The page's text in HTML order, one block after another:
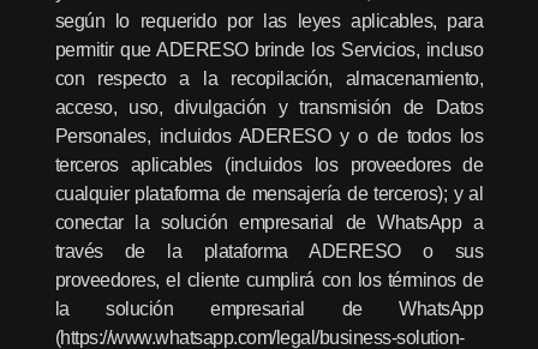
según lo requerido por las leyes aplicables, para
permitir que ADERESO brinde los Servicios, incluso
con respecto a la recopilación, almacenamiento,
acceso, uso, divulgación y transmisión de Datos
Personales, incluidos ADERESO y o de todos los
terceros aplicables (incluidos los proveedores de
cualquier plataforma de mensajería de terceros); y al
conectar la solución empresarial de WhatsApp a
través de la plataforma ADERESO o sus
proveedores, el cliente cumplirá con los términos de
la solución empresarial de WhatsApp
(https://www.whatsapp.com/legal/business-solution-